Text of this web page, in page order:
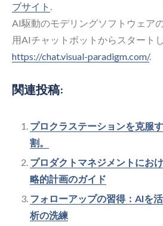
ブサイト .
AI駆動のモデリングソフトウェア
用AIチャットボットからスタート
https://chat.visual-paradigm.com/.
関連投稿:
プロクラステーションを克服
割。
プロダクトマネジメントにお
略的計画のガイド
フォローアップの習得：AIを
析の洗練